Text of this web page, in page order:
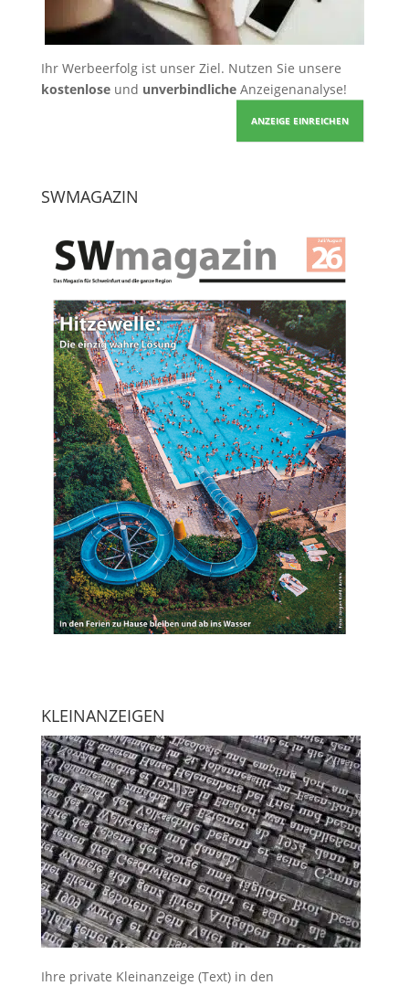
Ihr Werbeerfolg ist unser Ziel. Nutzen Sie unsere
kostenloseund unverbindlicheAnzeigenanalyse!
ANZEIGE EINREICHEN
SWMAGAZIN
KLEINANZEIGEN
Ihre private Kleinanzeige (Text) in den